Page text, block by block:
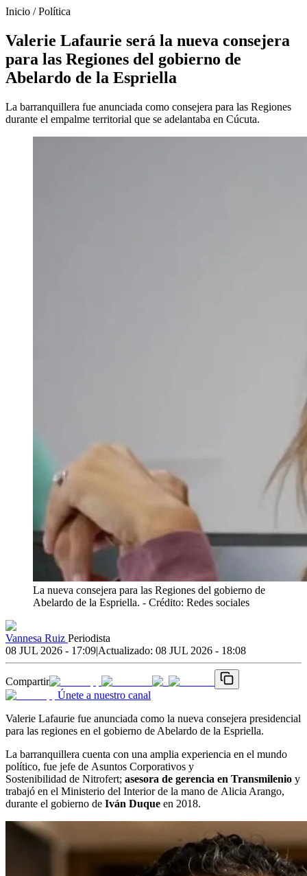
Inicio /Política
Valerie Lafaurie será la nueva consejera
para las Regiones del gobierno de
Abelardo de la Espriella
La barranquillera fue anunciada como consejera para las Regiones
durante el empalme territorial que se adelantaba en Cúcuta.
La nueva consejera para las Regiones del gobierno de
Abelardo de la Espriella. - Crédito: Redes sociales
Vannesa Ruiz Periodista
08 JUL 2026 - 17:09|Actualizado: 08 JUL 2026 - 18:08
Compartir
Únete a nuestro canal
Valerie Lafaurie fue anunciada como la nueva consejera presidencial
para las regiones en el gobierno de Abelardo de la Espriella.
La barranquillera cuenta con una amplia experiencia en el mundo
político, fue jefe de Asuntos Corporativos y
Sostenibilidad de Nitrofert; asesora de gerencia en Transmilenio y
trabajó en el Ministerio del Interior de la mano de Alicia Arango,
durante el gobierno de Iván Duque en 2018.